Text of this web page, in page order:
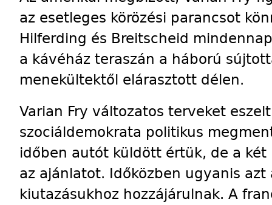
az esetleges körözési parancsot
Hilferding és Breitscheid
a kávéház teraszán a háború
menekültektől elárasztott délen.
Varian Fry változatos terveket
szociáldemokrata politikus
időben autót küldött értük, de a
az ajánlatot. Időközben ugyanis
kiutazásukhoz hozzájárulnak. A